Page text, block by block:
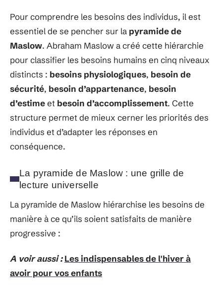
Pour comprendre les besoins des individus, il est
essentiel de se pencher sur la pyramide de
Maslow. Abraham Maslow a créé cette hiérarchie
pour classifier les besoins humains en cinq niveaux
distincts : besoins physiologiques, besoin de
sécurité, besoin d’appartenance, besoin
d’estimeet besoin d’accomplissement. Cette
structure permet de mieux cerner les priorités des
individus et d’adapter les réponses en
conséquence.
La pyramide de Maslow : une grille de
lecture universelle
La pyramide de Maslow hiérarchise les besoins de
manière à ce qu’ils soient satisfaits de manière
progressive :
A voir aussi : Les indispensables de l'hiver à
avoir pour vos enfants